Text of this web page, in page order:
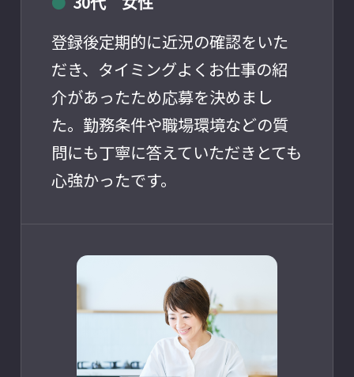
登録後定期的に近況の確認をいた
だき、タイミングよくお仕事の紹
介があったため応募を決めまし
た。勤務条件や職場環境などの質
問にも丁寧に答えていただきとても
心強かったです。